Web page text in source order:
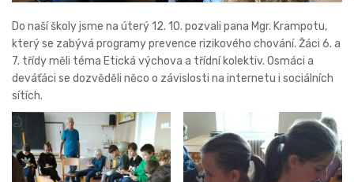
Do naší školy jsme na úterý 12. 10. pozvali pana Mgr. Krampotu,
který se zabývá programy prevence rizikového chování. Žáci 6. a
7. třídy měli téma Etická výchova a třídní kolektiv. Osmáci a
deváťáci se dozvěděli něco o závislosti na internetu i sociálních
sítích.